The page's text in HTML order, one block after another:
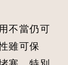
不當仍可
雖可保